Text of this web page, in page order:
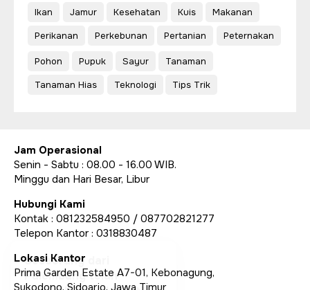
Ikan
Jamur Kesehatan Kuis
Makanan
Perikanan
Perkebunan Pertanian Peternakan
Pohon Pupuk Sayur
Tanaman
Tanaman Hias
Teknologi Tips Trik
Jam Operasional
Senin - Sabtu : 08.00 - 16.00 WIB.
Minggu dan Hari Besar, Libur
Hubungi Kami
Kontak : 081232584950 / 087702821277
Telepon Kantor : 0318830487
Lokasi Kantor
Prima Garden Estate A7-01, Kebonagung,
Sukodono, Sidoarjo, Jawa Timur